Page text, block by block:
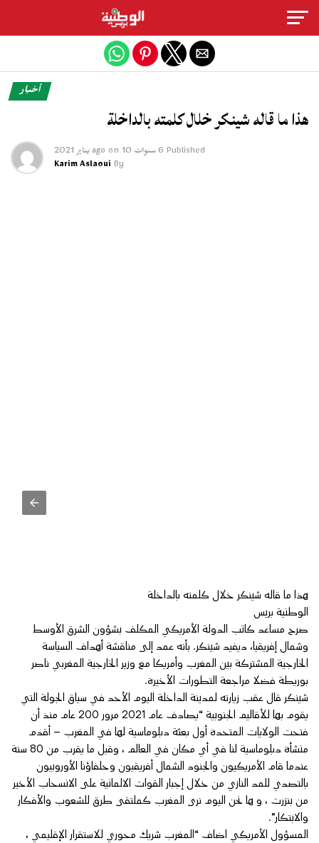
أخبار
هذا ما قاله شينكر خلال كلمته بالداخلة
Published 6 سنوات ago on 10 يناير 2021
By
Karim Aslaoui
هذا ما قاله شينكر خلال كلمته بالداخلة
الوطنية بريس
صرح مساعد كاتب الدولة الأمريكي المكلف بشؤون الشرق الأوسط
وشمال إفريقيا، ديفيد شينكر. بأنه عمد إلى مناقشة أهداف السياسة
الخارجية المشتركة بين المغرب وأمريكا مع وزير الخارجية المغربي ناصر
بوريطة فضلا مراجعة التطورات الأخيرة.
شينكر قال عقب زيارته لمدينة الداخلة اليوم الأحد في سياق الجولة التي
يقوم بها للأقاليم الجنوبية “يصادف عام 2021 مرور 200 عام منذ أن
فتحت الولايات المتحدة أول بعثة دبلوماسية لها في المغرب – أقدم
منشأة دبلوماسية لنا في أي مكان في العالم ، وقبل ما يقرب من 80 سنة
عندما قام الأمريكيون والجنود الشمال أفريقيون وحلفاؤنا الأوروبيون
بالتصدي للمد النازي من خلال إجبار القوات الالمانية على الانسحاب الأخير
من بنزرت ، و ها نحن اليوم نرى المغرب كملتقى طرق للشعوب والأفكار
والابتكار”.
المسؤول الأمريكي اضاف “المغرب شريك محوري للاستقرار الإقليمي ،
Exit mobile version